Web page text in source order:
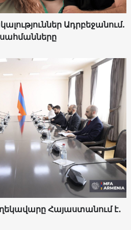
Ադրբեջանում.
Հայաստանում է․